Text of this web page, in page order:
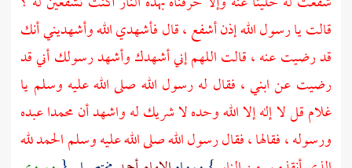
قالت يا رسول الله إذن أشفع ، قال فأشهدي الله وأشهديني أنك
قد رضيت عنه ، قالت اللهم إني أشهدك وأشهد رسولك أني قد
رضيت عن ابني ، فقال له رسول الله صلى الله عليه وسلم يا
غلام قل لا إله إلا الله وحده لا شريك له واشهد أنمحمداعبده
ورسوله ، فقالها ، فقال رسول الله صلى الله عليه وسلم الحمد لله